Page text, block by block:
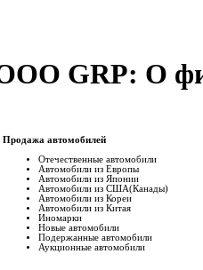
GRP: О
Продажа автомобилей
Отечественные автомобили
Автомобили из Европы
Автомобили из Японии
Автомобили из США(Канады)
Автомобили из Кореи
Автомобили из Китая
Иномарки
Новые автомобили
Подержанные автомобили
Аукционные автомобили